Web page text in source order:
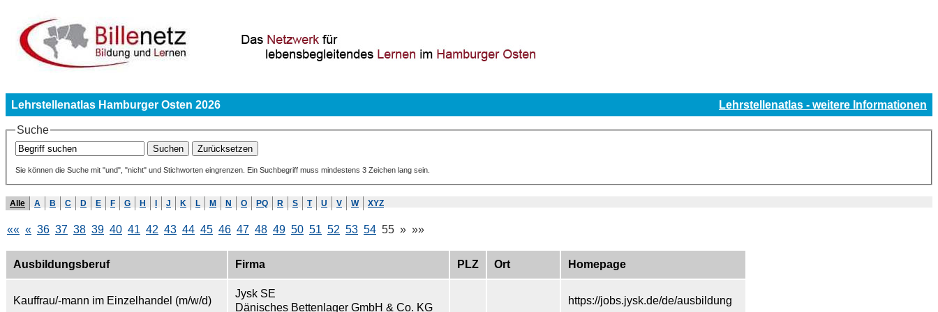
Lehrstellenatlas Hamburger Osten 2026 Lehrstellenatlas - weitere Informationen
Suche
Sie können die Suche mit "und", "nicht" und Stichworten eingrenzen. Ein Suchbegriff muss mindestens 3 Zeichen lang sein.
Alle A B C D E F G H J K L M N O PQ R S T U V W XYZ
«« « 36 37 38 39 40 41 42 43 44 45 46 47 48 49 50 51 52 53 54 55 » »»
Ausbildungsberuf Firma PLZ Ort Homepage
Kauffrau/-mann im Einzelhandel (m/w/d)
Jysk SE
Dänisches Bettenlager GmbH & Co. KG
https://jobs.jysk.de/de/ausbildung